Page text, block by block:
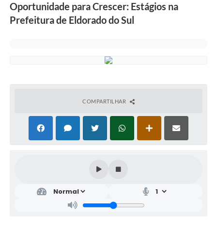
Oportunidade para Crescer: Estágios na
Prefeitura de Eldorado do Sul
COMPARTILHAR